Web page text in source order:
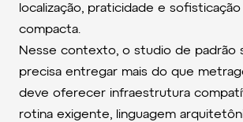
localização, praticidade e
compacta.
Nesse contexto, o studio de padrão
precisa entregar mais do que
deve oferecer infraestrutura
rotina exigente, linguagem